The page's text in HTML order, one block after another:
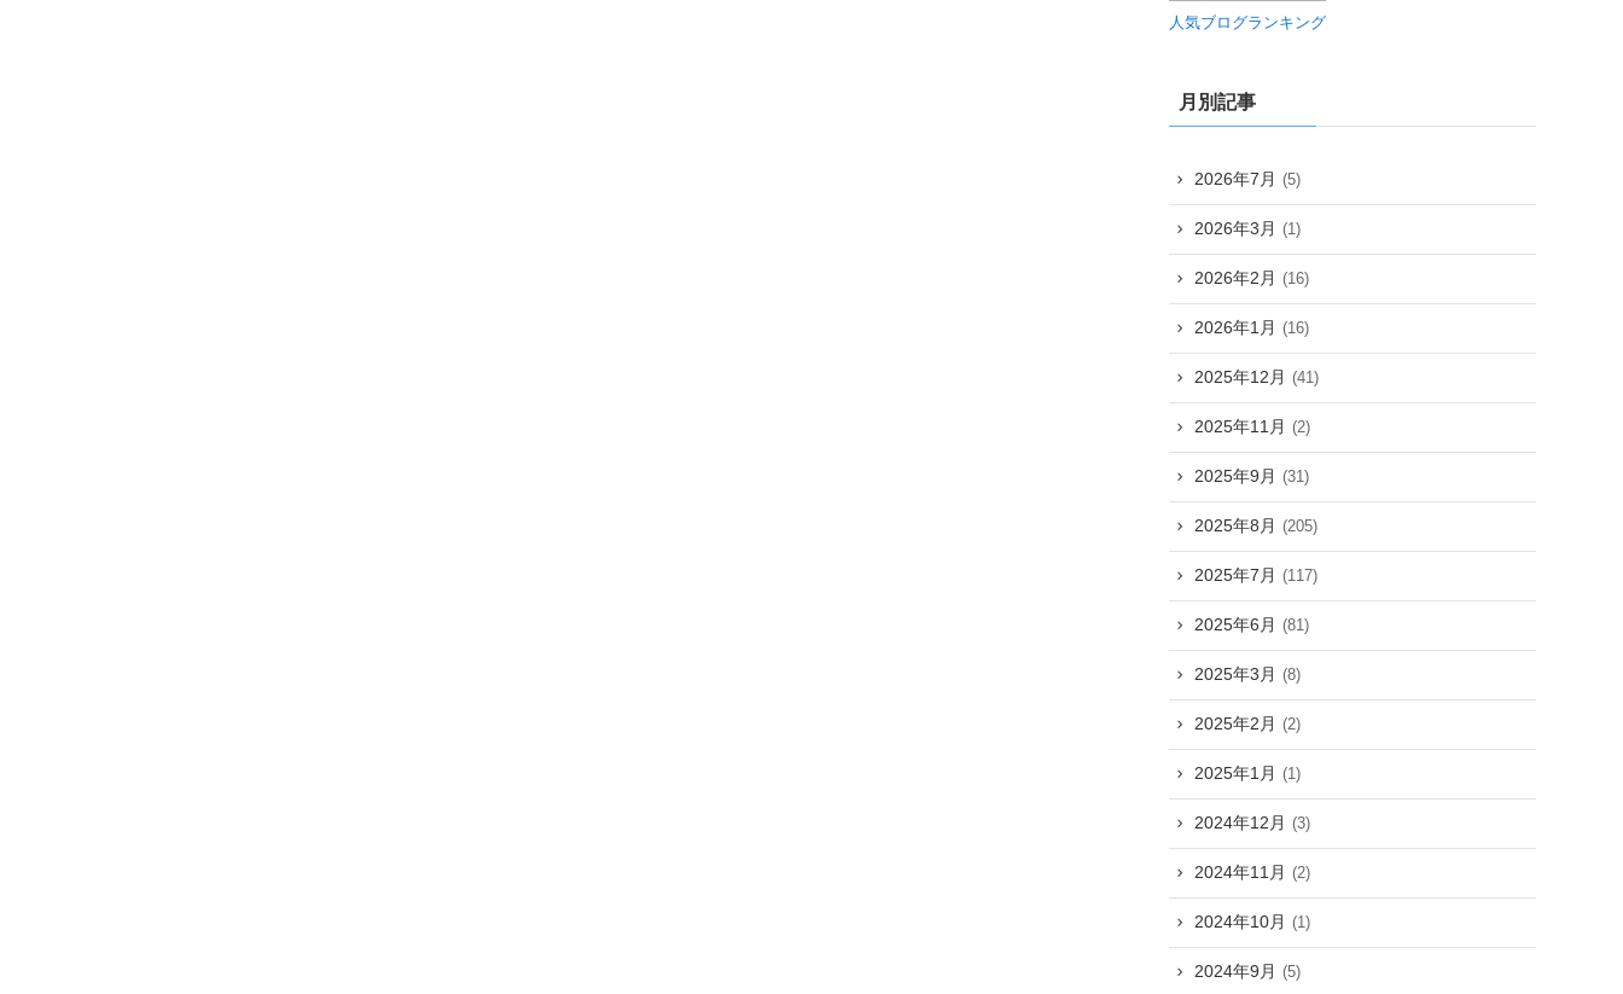
人気ブログランキング
月別記事
2026年7月 (5)
2026年3月 (1)
2026年2月 (16)
2026年1月 (16)
2025年12月 (41)
2025年11月 (2)
2025年9月 (31)
2025年8月 (205)
2025年7月 (117)
2025年6月 (81)
2025年3月 (8)
2025年2月 (2)
2025年1月 (1)
2024年12月 (3)
2024年11月 (2)
2024年10月 (1)
2024年9月 (5)